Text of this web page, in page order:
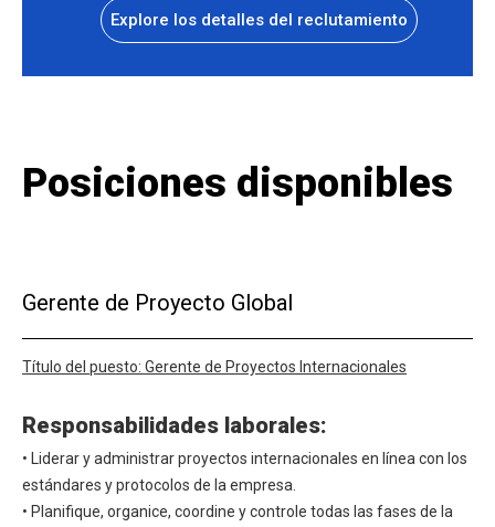
Explore los detalles del reclutamiento
Posiciones disponibles
Gerente de Proyecto Global
Título del puesto: Gerente de Proyectos Internacionales
Responsabilidades laborales:
• Liderar y administrar proyectos internacionales en línea con los
estándares y protocolos de la empresa.
• Planifique, organice, coordine y controle todas las fases de la